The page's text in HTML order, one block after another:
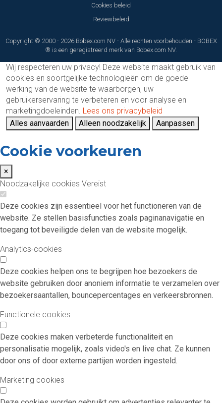
Cookies beleid
Reviewbeleid
Copyright © 2000 - 2026 Bobex.com NV - Alle rechten voorbehouden - BOBEX
® is een geregistreerd merk van Bobex.com NV.
Wij respecteren uw privacy! Deze website maakt gebruik van
cookies en soortgelijke technologieën om de goede
werking van de website te waarborgen, uw
gebruikerservaring te verbeteren en voor analyse en
marketingdoeleinden. Lees ons privacybeleid
Alles aanvaarden
Alleen noodzakelijk Aanpassen
Cookie voorkeuren
×
Noodzakelijke cookies Vereist
Deze cookies zijn essentieel voor het functioneren van de
website. Ze stellen basisfuncties zoals paginanavigatie en
toegang tot beveiligde delen van de website mogelijk.
Analytics-cookies
Deze cookies helpen ons te begrijpen hoe bezoekers de
website gebruiken door anoniem informatie te verzamelen over
bezoekersaantallen, bouncepercentages en verkeersbronnen.
Functionele cookies
Deze cookies maken verbeterde functionaliteit en
personalisatie mogelijk, zoals video's en live chat. Ze kunnen
door ons of door externe partijen worden ingesteld.
Marketing cookies